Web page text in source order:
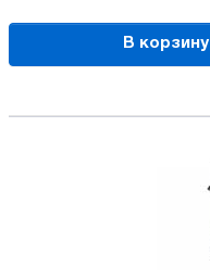
В корзину